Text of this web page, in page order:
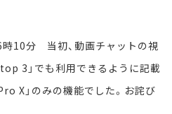
時10分 当初、動画チャットの視
3」でも利用できるように記載
X」のみの機能でした。お詫び